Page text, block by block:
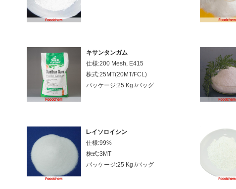
キサンタンガム
仕様:200 Mesh, E415
株式:25MT(20MT/FCL)
パッケージ:25 Kg /バッグ
L-イソロイシン
仕様:99%
株式:3MT
パッケージ:25 Kg /バッグ